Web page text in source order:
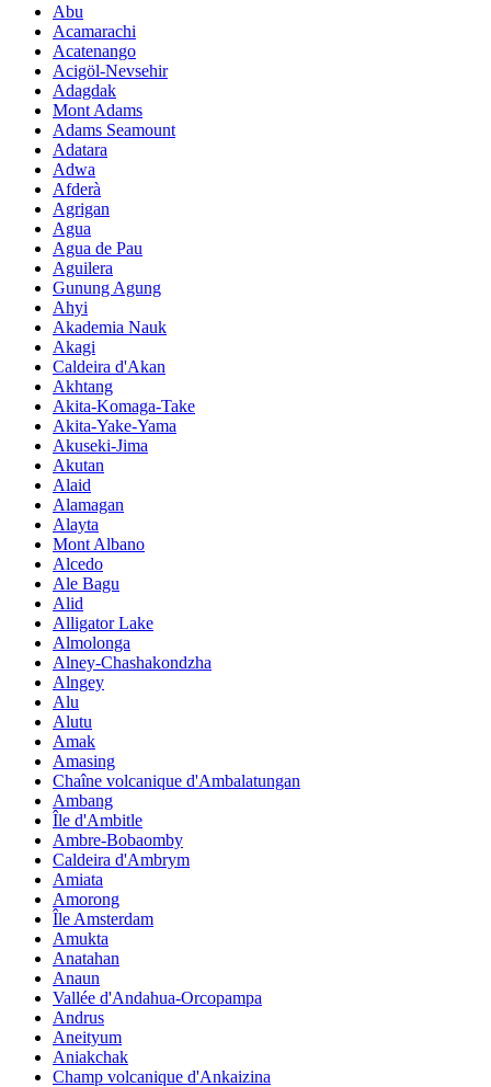
Abu
Acamarachi
Acatenango
Acigöl-Nevsehir
Adagdak
Mont Adams
Adams Seamount
Adatara
Adwa
Afderà
Agrigan
Agua
Agua de Pau
Aguilera
Gunung Agung
Ahyi
Akademia Nauk
Akagi
Caldeira d'Akan
Akhtang
Akita-Komaga-Take
Akita-Yake-Yama
Akuseki-Jima
Akutan
Alaid
Alamagan
Alayta
Mont Albano
Alcedo
Ale Bagu
Alid
Alligator Lake
Almolonga
Alney-Chashakondzha
Alngey
Alu
Alutu
Amak
Amasing
Chaîne volcanique d'Ambalatungan
Ambang
Île d'Ambitle
Ambre-Bobaomby
Caldeira d'Ambrym
Amiata
Amorong
Île Amsterdam
Amukta
Anatahan
Anaun
Vallée d'Andahua-Orcopampa
Andrus
Aneityum
Aniakchak
Champ volcanique d'Ankaizina